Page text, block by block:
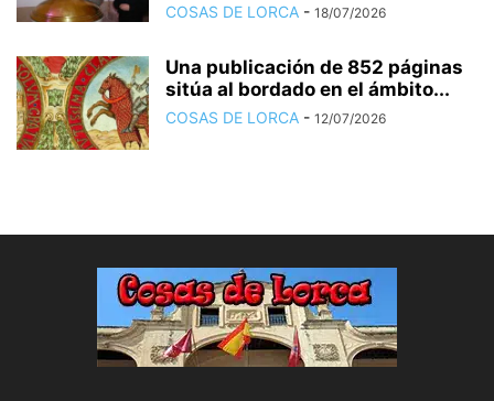
COSAS DE LORCA - 18/07/2026
Una publicación de 852 páginas
sitúa al bordado en el ámbito...
COSAS DE LORCA - 12/07/2026